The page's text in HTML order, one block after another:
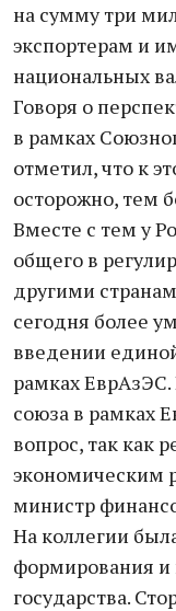
на сумму три
экспортерам и
национальных
Говоря о
в рамках
отметил, что к
осторожно, тем
Вместе с тем у
общего в
другими
сегодня более
введении
рамках
союза в рамках
вопрос, так как
экономическим
министр
На коллегии
формирования
государства.